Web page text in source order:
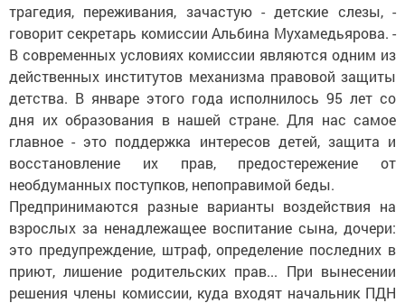
трагедия, переживания, зачастую - детские слезы, -
говорит секретарь комиссии Альбина Мухамедьярова. -
В современных условиях комиссии являются одним из
действенных институтов механизма правовой защиты
детства. В январе этого года исполнилось 95 лет со
дня их образования в нашей стране. Для нас самое
главное - это поддержка интересов детей, защита и
восстановление их прав, предостережение от
необдуманных поступков, непоправимой беды.
Предпринимаются разные варианты воздействия на
взрослых за ненадлежащее воспитание сына, дочери:
это предупреждение, штраф, определение последних в
приют, лишение родительских прав... При вынесении
решения члены комиссии, куда входят начальник ПДН